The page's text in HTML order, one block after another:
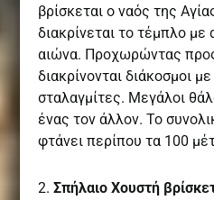
βρίσκεται ο ναός της
διακρίνεται το τέμπλο με
αιώνα. Προχωρώντας
διακρίνονται διάκοσμοι
σταλαγμίτες. Μεγάλοι
ένας τον άλλον. Το
φτάνει περίπου τα 100
2. Σπήλαιο Χουστή